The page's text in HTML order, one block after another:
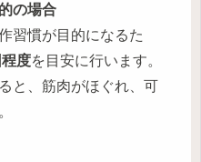
の場合
習慣が目的になるた
度を目安に行います。
と、筋肉がほぐれ、可